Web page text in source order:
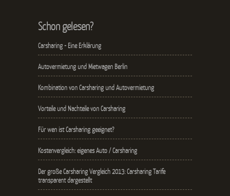
Schon gelesen?
Carsharing - Eine Erklärung
Autovermietung und Mietwagen Berlin
Kombination von Carsharing und Autovermietung
Vorteile und Nachteile von Carsharing
Für wen ist Carsharing geeignet?
Kostenvergleich: eigenes Auto / Carsharing
Der große Carsharing Vergleich 2013: Carsharing Tarife
transparent dargestellt